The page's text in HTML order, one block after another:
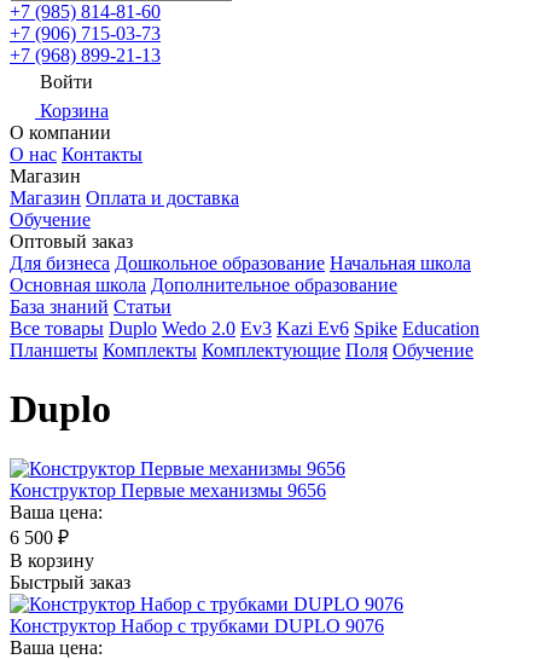
+7 (985) 814-81-60
+7 (906) 715-03-73
+7 (968) 899-21-13
Войти
Корзина
О компании
О нас Контакты
Магазин
Магазин Оплата и доставка
Обучение
Оптовый заказ
Для бизнеса Дошкольное образование Начальная школа
Основная школа Дополнительное образование
База знаний Статьи
Все товары Duplo Wedo 2.0 Ev3 Kazi Ev6 Spike Education
Планшеты Комплекты Комплектующие Поля Обучение
Duplo
Конструктор Первые механизмы 9656
Ваша цена:
6 500 ₽
В корзину
Быстрый заказ
Конструктор Набор с трубками DUPLO 9076
Ваша цена: